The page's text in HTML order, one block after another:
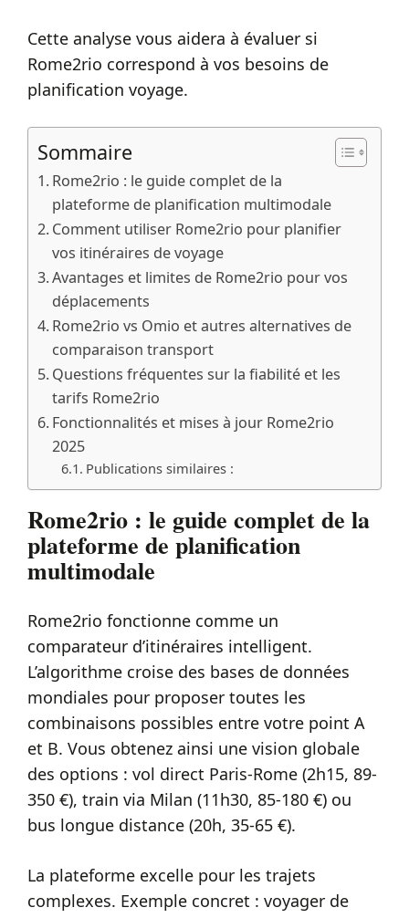
Cette analyse vous aidera à évaluer si
Rome2rio correspond à vos besoins de
planification voyage.
Sommaire
Rome2rio : le guide complet de la
plateforme de planification multimodale
Comment utiliser Rome2rio pour planifier
vos itinéraires de voyage
Avantages et limites de Rome2rio pour vos
déplacements
Rome2rio vs Omio et autres alternatives de
comparaison transport
Questions fréquentes sur la fiabilité et les
tarifs Rome2rio
Fonctionnalités et mises à jour Rome2rio
2025
Publications similaires :
Rome2rio : le guide complet de la
plateforme de planification
multimodale
Rome2rio fonctionne comme un
comparateur d’itinéraires intelligent.
L’algorithme croise des bases de données
mondiales pour proposer toutes les
combinaisons possibles entre votre point A
et B. Vous obtenez ainsi une vision globale
des options : vol direct Paris-Rome (2h15, 89-
350 €), train via Milan (11h30, 85-180 €) ou
bus longue distance (20h, 35-65 €).
La plateforme excelle pour les trajets
complexes. Exemple concret : voyager de